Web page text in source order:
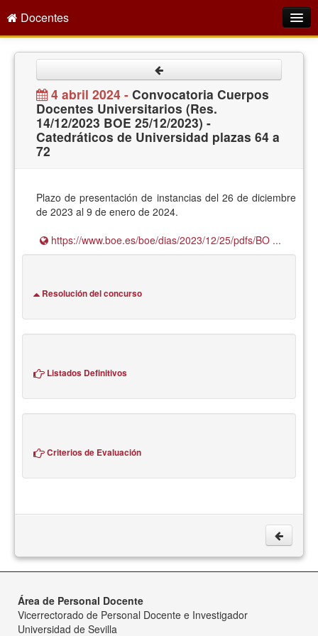
Docentes
Empleo Público
Gestión PDI
Formación y Evaluación
Acción Social
4 abril 2024 - Convocatoria Cuerpos
Docentes Universitarios (Res.
14/12/2023 BOE 25/12/2023) -
Catedráticos de Universidad plazas 64 a
72
Plazo de presentación de instancias del 26 de diciembre
de 2023 al 9 de enero de 2024.
https://www.boe.es/boe/dias/2023/12/25/pdfs/BO ...
Resolución del concurso
Listados Definitivos
Criterios de Evaluación
Área de Personal Docente
Vicerrectorado de Personal Docente e Investigador
Universidad de Sevilla